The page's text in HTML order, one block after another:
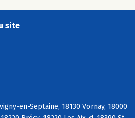
site
en-Septaine, 18130 Vornay, 18000